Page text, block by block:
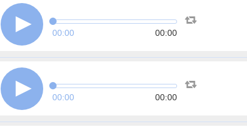
00:00 00:00
00:00 00:00